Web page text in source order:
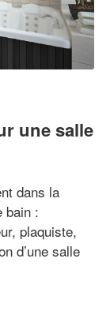
une salle
dans la
bain :
plaquiste,
d’une salle